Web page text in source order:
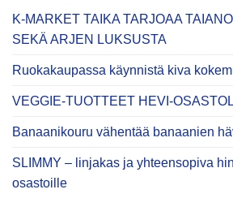
K-MARKET TAIKA TARJOAA
SEKÄ ARJEN LUKSUSTA
Ruokakaupassa käynnistä kiva
VEGGIE-TUOTTEET HEVI-
Banaanikouru vähentää banaanien
SLIMMY – linjakas ja yhteensopiva
osastoille